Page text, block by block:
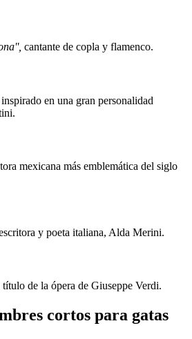
cantante de copla y flamenco.
en una gran personalidad
mexicana más emblemática del siglo
y poeta italiana, Alda Merini.
de la ópera de Giuseppe Verdi.
cortos para gatas